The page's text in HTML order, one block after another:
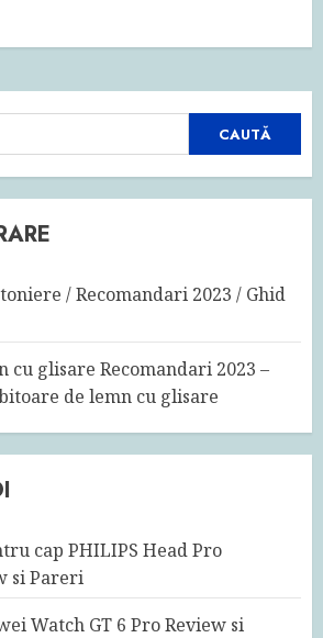
/ Recomandari 2023 / Ghid
cu glisare Recomandari 2023 –
de lemn cu glisare
cap PHILIPS Head Pro
si Pareri
Watch GT 6 Pro Review si